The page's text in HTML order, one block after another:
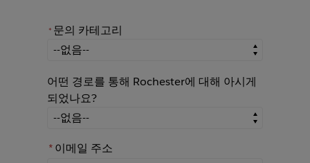
* 문의 카테고리
문의 카테고리
어떤 경로를 통해 Rochester에 대해 아시게
되었나요?
어떤 경로를 통해 Rochester에 대해 아시게 되었나요?
*이메일 주소